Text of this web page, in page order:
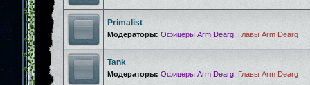
Primalist
Модераторы: Офицеры Arm Dearg Главы Arm Dearg
Tank
Модераторы: Офицеры Arm Dearg Главы Arm Dearg